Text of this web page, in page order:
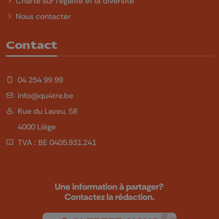
Nous contacter
Contact
04 254 99 99
info@qu4tre.be
Rue du Laveu, 58
4000 Liège
TVA : BE 0405.931.241
Une information à partager?
Contactez la rédaction.